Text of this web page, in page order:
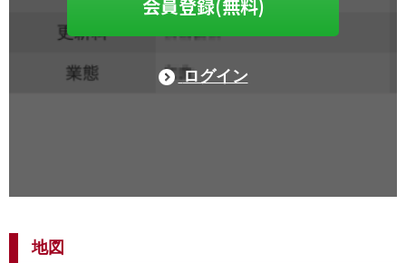
会員登録(無料)
ログイン
地図